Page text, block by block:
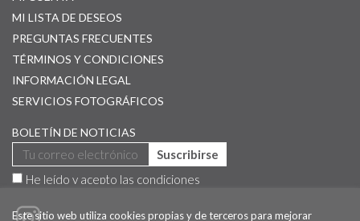
MI LISTA DE DESEOS
PREGUNTAS FRECUENTES
TÉRMINOS Y CONDICIONES
INFORMACIÓN LEGAL
SERVICIOS FOTOGRÁFICOS
BOLETÍN DE NOTICIAS
Suscribirse
He leído y acepto las condiciones
Este sitio web utiliza cookies propias y de terceros para mejorar